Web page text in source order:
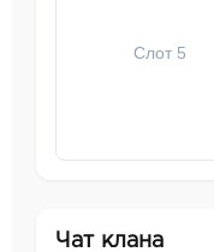
Слот 5
Чат клана